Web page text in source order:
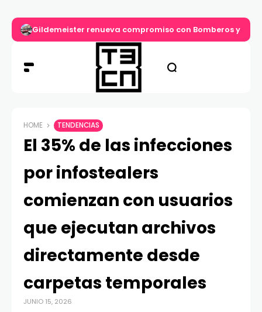
Gildemeister renueva compromiso con Bomberos y
HOME TENDENCIAS
El 35% de las infecciones
por infostealers
comienzan con usuarios
que ejecutan archivos
directamente desde
carpetas temporales
JUNIO 15, 2026